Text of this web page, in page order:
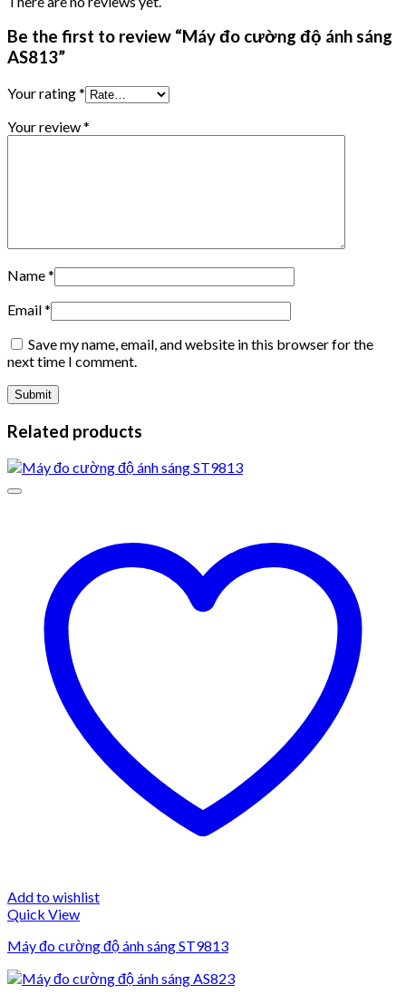
Be the first to review “Máy đo cường độ ánh sáng
AS813”
Your rating*
Your review*
Name*
Email*
Save my name, email, and website in this browser for the
next time I comment.
Related products
Add to wishlist
Quick View
Máy đo cường độ ánh sáng ST9813